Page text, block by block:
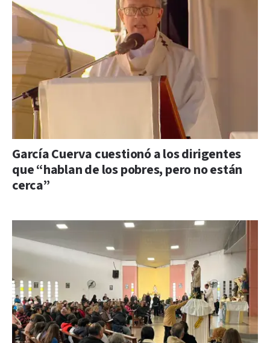
García Cuerva cuestionó a los dirigentes
que “hablan de los pobres, pero no están
cerca”